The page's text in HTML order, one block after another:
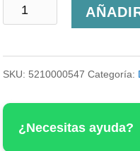
Leirana
cantidad
SKU: 5210000547 Categoría:
¿Necesitas ayuda?